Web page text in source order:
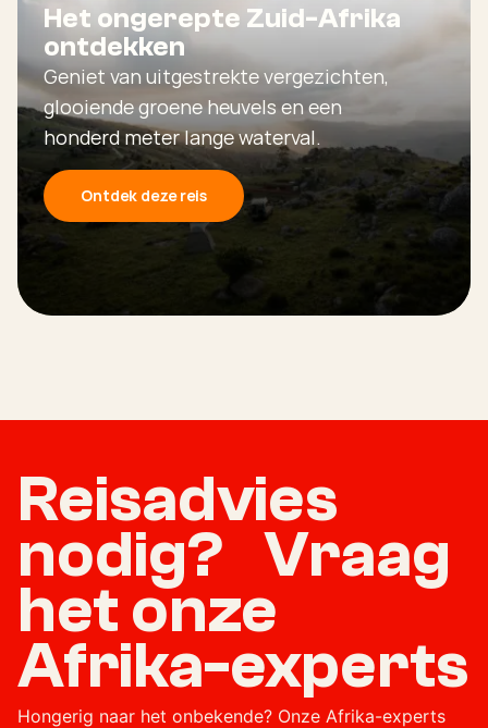
Het ongerepte Zuid-Afrika
ontdekken
Geniet van uitgestrekte vergezichten,
glooiende groene heuvels en een
honderd meter lange waterval.
Ontdek deze reis
Reisadvies
nodig? Vraag
het onze
Afrika-experts
Hongerig naar het onbekende? Onze Afrika-experts